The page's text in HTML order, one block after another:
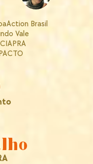
Brasil
Vale